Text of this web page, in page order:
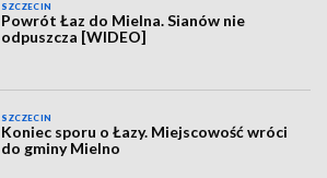
SZCZECIN
Powrót Łaz do Mielna. Sianów nie
odpuszcza [WIDEO]
SZCZECIN
Koniec sporu o Łazy. Miejscowość wróci
do gminy Mielno